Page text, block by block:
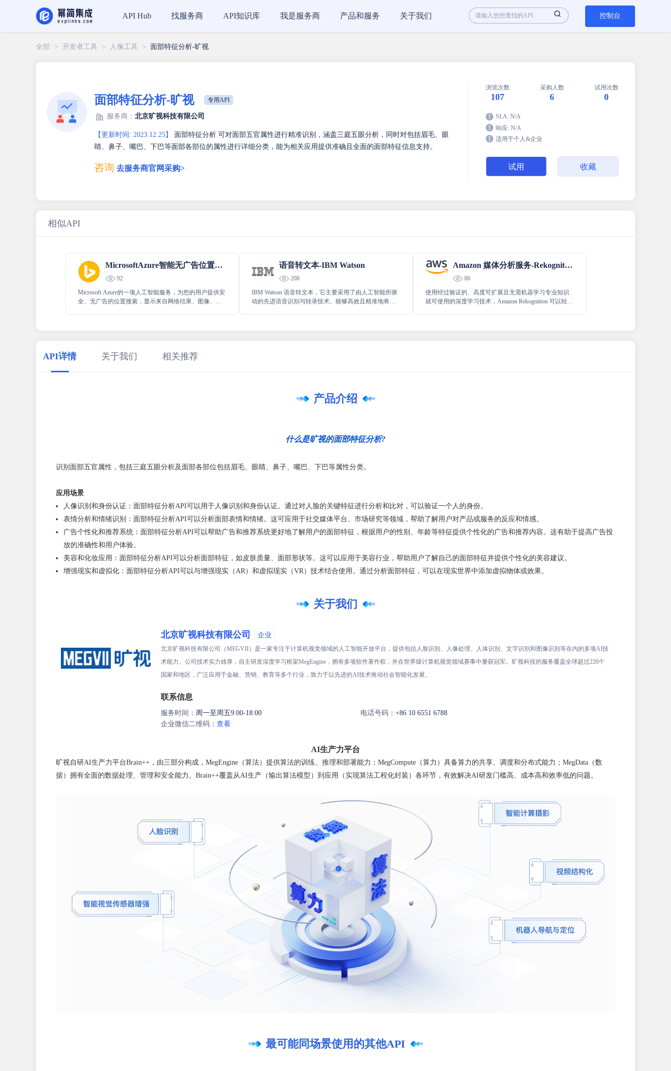
API Hub 找服务商 API知识库 我是服务商 产品和服务 关于我们 控制台
全部 > 开发者工具 > 人像工具 > 面部特征分析-旷视
面部特征分析-旷视 专用API
服务商： 北京旷视科技有限公司
【更新时间: 2023.12.25】
面部特征分析 可对面部五官属性进行精准识别，涵盖三庭五眼分析，同时对包括眉毛、眼
睛、鼻子、嘴巴、下巴等面部各部位的属性进行详细分类，能为相关应用提供准确且全面的面部特征信息支持。
咨询 去服务商官网采购>
浏览次数
107
采购人数
6
试用次数
0
SLA: N/A
响应: N/A
适用于个人&企业
试用 收藏
相似API
MicrosoftAzure智能无广告位置搜寻
92
Microsoft Azure的一项人工智能服务，为您的用户提供安
全、无广告的位置搜索，显示来自网络结果、图像、本
语音转文本-IBM Watson
208
IBM Watson 语音转文本，它主要采用了由人工智能所驱
动的先进语音识别与转录技术。能够高效且精准地将各
Amazon 媒体分析服务-Rekognition
86
使用经过验证的、高度可扩展且无需机器学习专业知识
就可使用的深度学习技术，Amazon Rekognition 可以轻松
API详情 关于我们 相关推荐
产品介绍
什么是旷视的面部特征分析?
识别面部五官属性，包括三庭五眼分析及面部各部位包括眉毛、眼睛、鼻子、嘴巴、下巴等属性分类。
应用场景
人像识别和身份认证：面部特征分析API可以用于人像识别和身份认证。通过对人脸的关键特征进行分析和比对，可以验证一个人的身份。
表情分析和情绪识别：面部特征分析API可以分析面部表情和情绪。这可应用于社交媒体平台、市场研究等领域，帮助了解用户对产品或服务的反应和情感。
广告个性化和推荐系统：面部特征分析API可以帮助广告和推荐系统更好地了解用户的面部特征，根据用户的性别、年龄等特征提供个性化的广告和推荐内容。这有助于提高广告投
放的准确性和用户体验。
美容和化妆应用：面部特征分析API可以分析面部特征，如皮肤质量、面部形状等。这可以应用于美容行业，帮助用户了解自己的面部特征并提供个性化的美容建议。
增强现实和虚拟化：面部特征分析API可以与增强现实（AR）和虚拟现实（VR）技术结合使用。通过分析面部特征，可以在现实世界中添加虚拟物体或效果。
关于我们
北京旷视科技有限公司 企业
北京旷视科技有限公司（MEGVII）是一家专注于计算机视觉领域的人工智能开放平台，提供包括人脸识别、人像处理、人体识别、文字识别和图像识别等在内的多项AI技
术能力。公司技术实力雄厚，自主研发深度学习框架MegEngine，拥有多项软件著作权，并在世界级计算机视觉领域赛事中屡获冠军。旷视科技的服务覆盖全球超过220个
国家和地区，广泛应用于金融、营销、教育等多个行业，致力于以先进的AI技术推动社会智能化发展。
联系信息
服务时间： 周一至周五9:00-18:00 电话号码： +86 10 6551 6788
企业微信二维码： 查看
AI生产力平台
旷视自研AI生产力平台Brain++，由三部分构成，MegEngine（算法）提供算法的训练、推理和部署能力；MegCompute（算力）具备算力的共享、调度和分布式能力；MegData（数
据）拥有全面的数据处理、管理和安全能力。Brain++覆盖从AI生产（输出算法模型）到应用（实现算法工程化封装）各环节，有效解决AI研发门槛高、成本高和效率低的问题。
最可能同场景使用的其他API